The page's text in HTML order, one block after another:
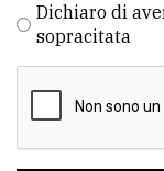
Dichiaro di
sopracitata